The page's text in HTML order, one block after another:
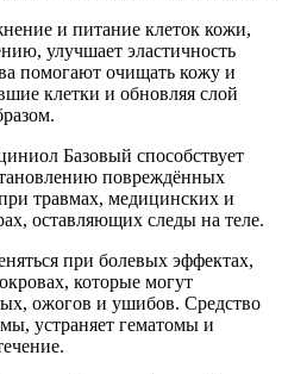
и питание клеток кожи,
улучшает эластичность
помогают очищать кожу и
клетки и обновляя слой
Базовый способствует
повреждённых
травмах, медицинских и
оставляющих следы на теле.
при болевых эффектах,
которые могут
ожогов и ушибов. Средство
устраняет гематомы и